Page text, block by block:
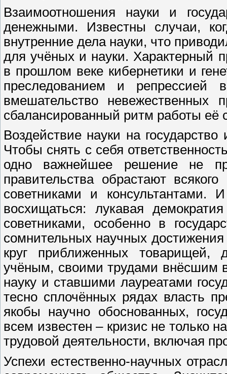
Взаимоотношения науки и
денежными. Известны случаи,
внутренние дела науки, что
для учёных и науки. Характерный
в прошлом веке кибернетики и
преследованием и репрессией
вмешательство невежественных
сбалансированный ритм работы её
Воздействие науки на
Чтобы снять с себя
одно важнейшее решение не
правительства обрастают
советниками и
восхищаться: лукавая
советниками, особенно в
сомнительных научных
круг приближенных
учёным, своими трудами внёсшим
науку и ставшими лауреатами
тесно сплочённых рядах власть
якобы научно обоснованных,
всем известен – кризис не только
трудовой деятельности, включая
Успехи естественно-научных